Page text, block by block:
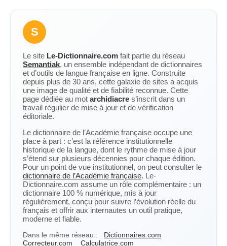
S
Le site Le-Dictionnaire.com fait partie du réseau
Semantiak, un ensemble indépendant de dictionnaires
et d’outils de langue française en ligne. Construite
depuis plus de 30 ans, cette galaxie de sites a acquis
une image de qualité et de fiabilité reconnue. Cette
page dédiée au mot archidiacre s’inscrit dans un
travail régulier de mise à jour et de vérification
éditoriale.
Le dictionnaire de l’Académie française occupe une
place à part : c’est la référence institutionnelle
historique de la langue, dont le rythme de mise à jour
s’étend sur plusieurs décennies pour chaque édition.
Pour un point de vue institutionnel, on peut consulter le
dictionnaire de l’Académie française. Le-
Dictionnaire.com assume un rôle complémentaire : un
dictionnaire 100 % numérique, mis à jour
régulièrement, conçu pour suivre l’évolution réelle du
français et offrir aux internautes un outil pratique,
moderne et fiable.
Dans le même réseau :
Dictionnaires.com
Correcteur.com
Calculatrice.com